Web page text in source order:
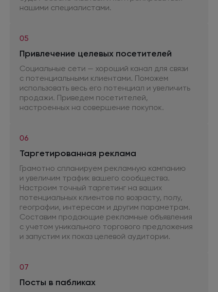
нашими специалистами.
05
Привлечение целевых посетителей
Социальные сети — хороший канал для связи
с потенциальными клиентами. Поможем
использовать весь его потенциал и увеличить
продажи. Приведем посетителей,
настроенных на совершение покупок.
06
Таргетированная реклама
Грамотно спланируем рекламную кампанию
и увеличим трафик вашего сообщества.
Настроим точный таргетинг на ваших
потенциальных клиентов по возрасту, полу,
географии, интересам и другим параметрам.
Составим продающие рекламные объявления
с учетом уникального торгового предложения
и запустим их показ целевой аудитории.
07
Посты в пабликах